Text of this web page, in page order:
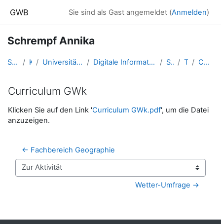
GWB Sie sind als Gast angemeldet (Anmelden)
Schrempf Annika
Startseite Kurse Universität Salzburg - 2017 und davor Digitale Information - SS 2016 - Studentische Lernkurse Schrempf Topic 1 Curriculum GWk
Curriculum GWk
Abschlussbedingungen
Klicken Sie auf den Link 'Curriculum GWk.pdf', um die Datei
anzuzeigen.
← Fachbereich Geographie
Zur Aktivität
Wetter-Umfrage →
Ergänzungsblöcke